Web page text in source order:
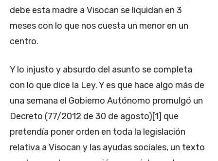
debe esta madre a Visocan se liquidan en 3
meses con lo que nos cuesta un menor en un
centro.
Y lo injusto y absurdo del asunto se completa
con lo que dice la Ley. Y es que hace algo más de
una semana el Gobierno Autónomo promulgó un
Decreto (77/2012 de 30 de agosto)[1] que
pretendía poner orden en toda la legislación
relativa a Visocan y las ayudas sociales, un texto